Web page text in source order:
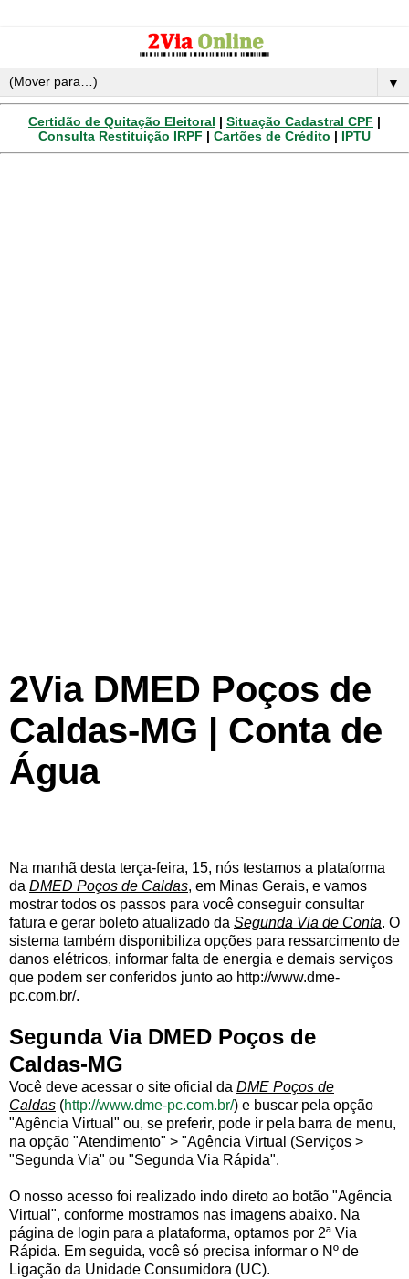
▼
Certidão de Quitação Eleitoral | Situação Cadastral CPF |
Consulta Restituição IRPF | Cartões de Crédito | IPTU
2Via DMED Poços de
Caldas-MG | Conta de
Água
Na manhã desta terça-feira, 15, nós testamos a plataforma
da DMED Poços de Caldas, em Minas Gerais, e vamos
mostrar todos os passos para você conseguir consultar
fatura e gerar boleto atualizado da Segunda Via de Conta. O
sistema também disponibiliza opções para ressarcimento de
danos elétricos, informar falta de energia e demais serviços
que podem ser conferidos junto ao http://www.dme-
pc.com.br/.
Segunda Via DMED Poços de
Caldas-MG
Você deve acessar o site oficial da DME Poços de
Caldas (http://www.dme-pc.com.br/) e buscar pela opção
"Agência Virtual" ou, se preferir, pode ir pela barra de menu,
na opção "Atendimento" > "Agência Virtual (Serviços >
"Segunda Via" ou "Segunda Via Rápida".
O nosso acesso foi realizado indo direto ao botão "Agência
Virtual", conforme mostramos nas imagens abaixo. Na
página de login para a plataforma, optamos por 2ª Via
Rápida. Em seguida, você só precisa informar o Nº de
Ligação da Unidade Consumidora (UC).